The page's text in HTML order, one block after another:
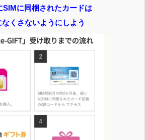
SIMに同梱されたカードは
くさないようにしよう